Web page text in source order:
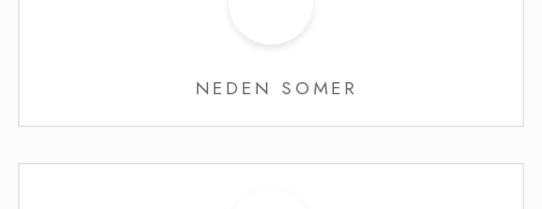
NEDEN SOMER